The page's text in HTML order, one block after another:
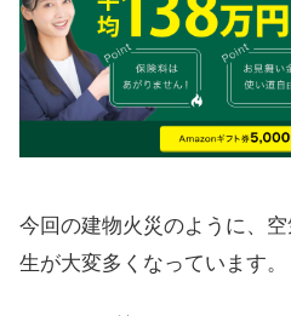
今回の建物火災のように、
生が大変多くなっています。